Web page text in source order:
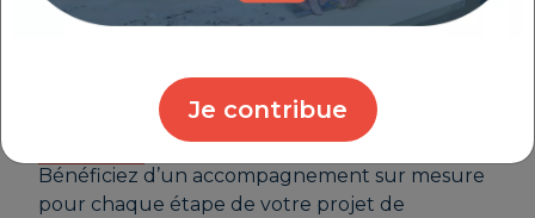
Je contribue
Bénéficiez d’un accompagnement sur mesure
pour chaque étape de votre projet de